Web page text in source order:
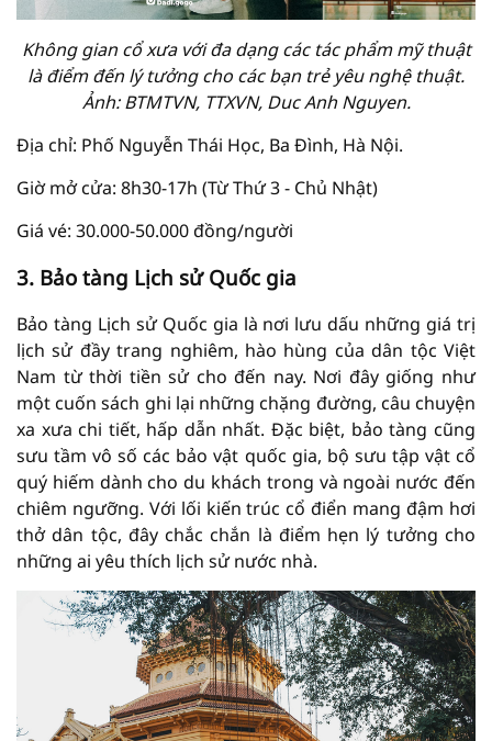
Không gian cổ xưa với đa dạng các tác phẩm mỹ thuật
là điểm đến lý tưởng cho các bạn trẻ yêu nghệ thuật.
Ảnh: BTMTVN, TTXVN, Duc Anh Nguyen.
Địa chỉ: Phố Nguyễn Thái Học, Ba Đình, Hà Nội.
Giờ mở cửa: 8h30-17h (Từ Thứ 3 - Chủ Nhật)
Giá vé: 30.000-50.000 đồng/người
3. Bảo tàng Lịch sử Quốc gia
Bảo tàng Lịch sử Quốc gia là nơi lưu dấu những giá trị
lịch sử đầy trang nghiêm, hào hùng của dân tộc Việt
Nam từ thời tiền sử cho đến nay. Nơi đây giống như
một cuốn sách ghi lại những chặng đường, câu chuyện
xa xưa chi tiết, hấp dẫn nhất. Đặc biệt, bảo tàng cũng
sưu tầm vô số các bảo vật quốc gia, bộ sưu tập vật cổ
quý hiếm dành cho du khách trong và ngoài nước đến
chiêm ngưỡng. Với lối kiến trúc cổ điển mang đậm hơi
thở dân tộc, đây chắc chắn là điểm hẹn lý tưởng cho
những ai yêu thích lịch sử nước nhà.